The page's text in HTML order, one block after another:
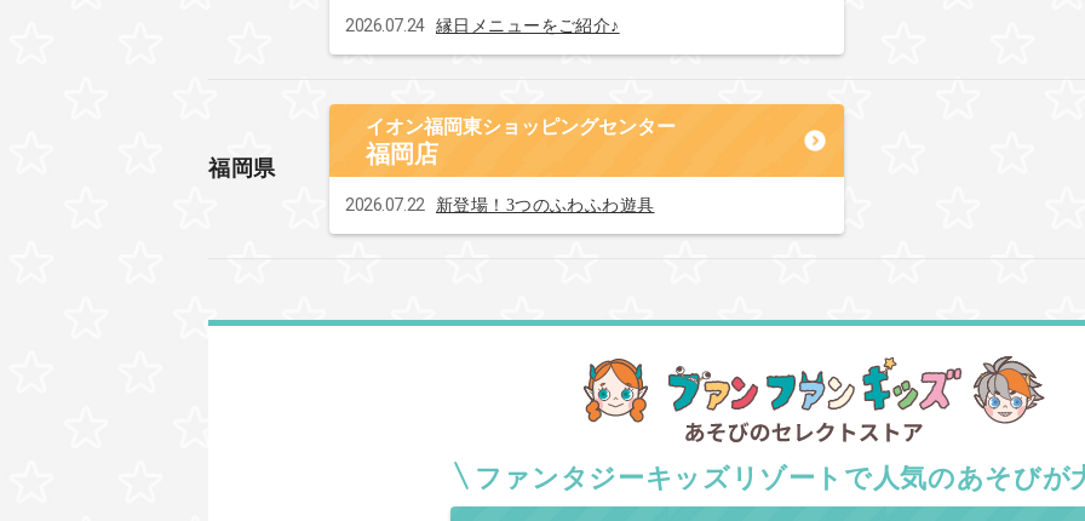
2026.07.24 縁日メニューをご紹介♪
福岡県
イオン福岡東ショッピングセンター
福岡店
2026.07.22 新登場！3つのふわふわ遊具
ファンタジーキッズリゾートで人気のあそびが